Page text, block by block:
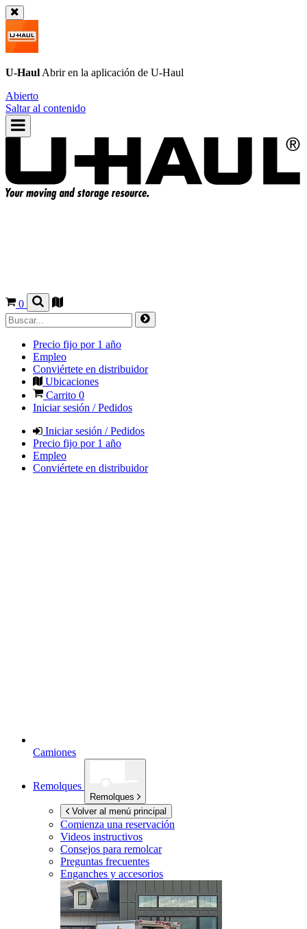
U-Haul Abrir en la aplicación de U-Haul
Abierto
Saltar al contenido
0
Precio fijo por 1 año
Empleo
Conviértete en distribuidor
Ubicaciones
Carrito 0
Iniciar sesión / Pedidos
Iniciar sesión / Pedidos
Precio fijo por 1 año
Empleo
Conviértete en distribuidor
Camiones
Remolques
Remolques
Volver al menú principal
Comienza una reservación
Videos instructivos
Consejos para remolcar
Preguntas frecuentes
Enganches y accesorios